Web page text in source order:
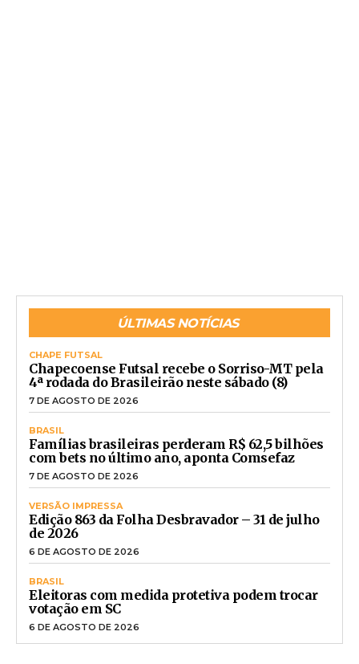
ÚLTIMAS NOTÍCIAS
CHAPE FUTSAL
Chapecoense Futsal recebe o Sorriso-MT pela
4ª rodada do Brasileirão neste sábado (8)
7 DE AGOSTO DE 2026
BRASIL
Famílias brasileiras perderam R$ 62,5 bilhões
com bets no último ano, aponta Comsefaz
7 DE AGOSTO DE 2026
VERSÃO IMPRESSA
Edição 863 da Folha Desbravador – 31 de julho
de 2026
6 DE AGOSTO DE 2026
BRASIL
Eleitoras com medida protetiva podem trocar
votação em SC
6 DE AGOSTO DE 2026